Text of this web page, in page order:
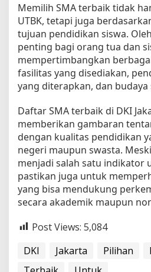
Memilih SMA terbaik tidak
UTBK, tetapi juga
tujuan pendidikan siswa.
penting bagi orang tua dan
mempertimbangkan
fasilitas yang disediakan,
yang diterapkan, dan
Daftar SMA terbaik di DKI
memberikan gambaran
dengan kualitas pendidikan
negeri maupun swasta.
menjadi salah satu indikator
pastikan juga untuk
yang bisa mendukung
secara akademik maupun
Post Views: 5,084
DKI
Jakarta Pilihan